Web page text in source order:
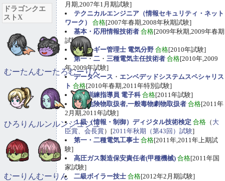
月期,2007年1月期試験]
テクニカルエンジニア（情報セキュリティ・ネット
ワーク）
合格[2007年春期,2008年秋期試験]
基本・応用情報技術者 合格[2009年秋期,2009年春期
試験]
エネルギー管理士 電気分野 合格[2010年試験]
第一・二 ・ 三種電気主任技術者 合格[2010年,2009
年,2009年試験]
データベース ・ エンベデッドシステムスペシャリス
ト 合格[2010年春期,2011年特別試験]
職業訓練指導員 電子科 合格[2011年試験]
甲種危険物取扱者,一般毒物劇物取扱者 合格[2011年
2月期,2011年試験]
１級（情報・制御）ディジタル技術検定 合格 （ 大
臣賞、会長賞）[2011年秋期（第43回）試験]
第一・二種電気工事士 合格[2011年,2011年上期試
験]
高圧ガス製造保安責任者(甲種機械) 合格[2011年国
家試験]
二級ボイラー技士 合格[2012年2月期試験]
ドラゴンクエ
ストX
むーたんむーたろむーりん
ひろりんルンルンジュジュ
むーりんむーりん